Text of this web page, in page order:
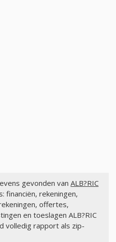
gevonden van ALB?RIC
financiën, rekeningen,
offertes,
en toeslagen ALB?RIC
volledig rapport als zip-